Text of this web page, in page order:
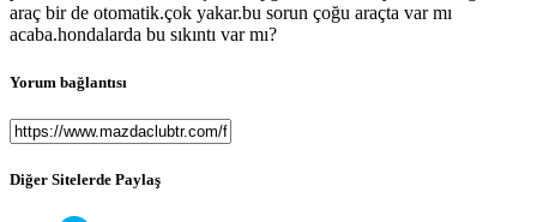
araç bir de otomatik.çok yakar.bu sorun çoğu araçta var mı
acaba.hondalarda bu sıkıntı var mı?
Yorum bağlantısı
Diğer Sitelerde Paylaş